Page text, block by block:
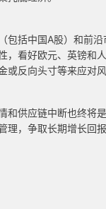
括中国A股）和前
看好欧元、英镑
反向头寸等来应对风
供应链中断也终
，争取长期增长回报